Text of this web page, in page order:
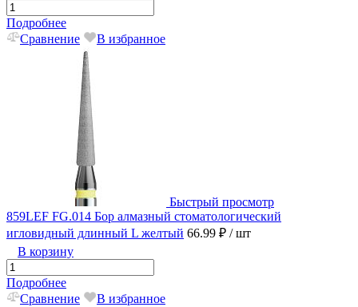
Подробнее
Сравнение
В избранное
Быстрый просмотр
859LEF FG.014 Бор алмазный стоматологический
игловидный длинный L желтый 66.99 ₽ / шт
В корзину
Подробнее
Сравнение
В избранное